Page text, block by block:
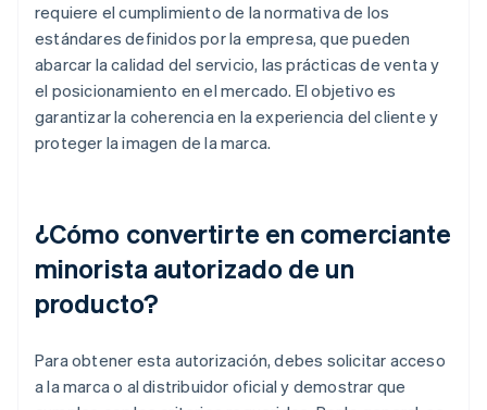
requiere el cumplimiento de la normativa de los
estándares definidos por la empresa, que pueden
abarcar la calidad del servicio, las prácticas de venta y
el posicionamiento en el mercado. El objetivo es
garantizar la coherencia en la experiencia del cliente y
proteger la imagen de la marca.
¿Cómo convertirte en comerciante
minorista autorizado de un
producto?
Para obtener esta autorización, debes solicitar acceso
a la marca o al distribuidor oficial y demostrar que